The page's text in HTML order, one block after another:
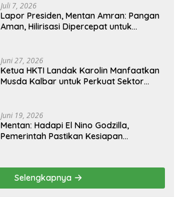
Juli 7, 2026
Lapor Presiden, Mentan Amran: Pangan
Aman, Hilirisasi Dipercepat untuk
Juni 27, 2026
Ketua HKTI Landak Karolin Manfaatkan
Musda Kalbar untuk Perkuat Sektor
Juni 19, 2026
Mentan: Hadapi El Nino Godzilla,
Pemerintah Pastikan Kesiapan
Selengkapnya